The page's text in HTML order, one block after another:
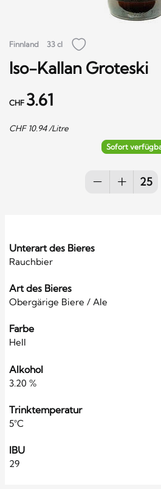
Finnland 33 cl
Iso-Kallan Groteski
CHF 3.61
CHF 10.94/Litre
Sofort
Unterart des Bieres
Rauchbier
Art des Bieres
Obergärige Biere / Ale
Farbe
Hell
Alkohol
3.20 %
Trinktemperatur
5°C
IBU
29